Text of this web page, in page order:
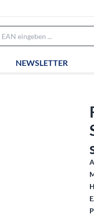
NEWSLETTER